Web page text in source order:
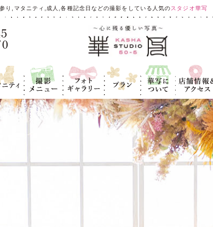
り,マタニティ,成人,各種記念日などの撮影をしている人気のスタジオ華写
ティ
撮影メニュ
ー
フォトギャラ
リー
プラン
華写につい
て
店舗情報＆ア
クセス